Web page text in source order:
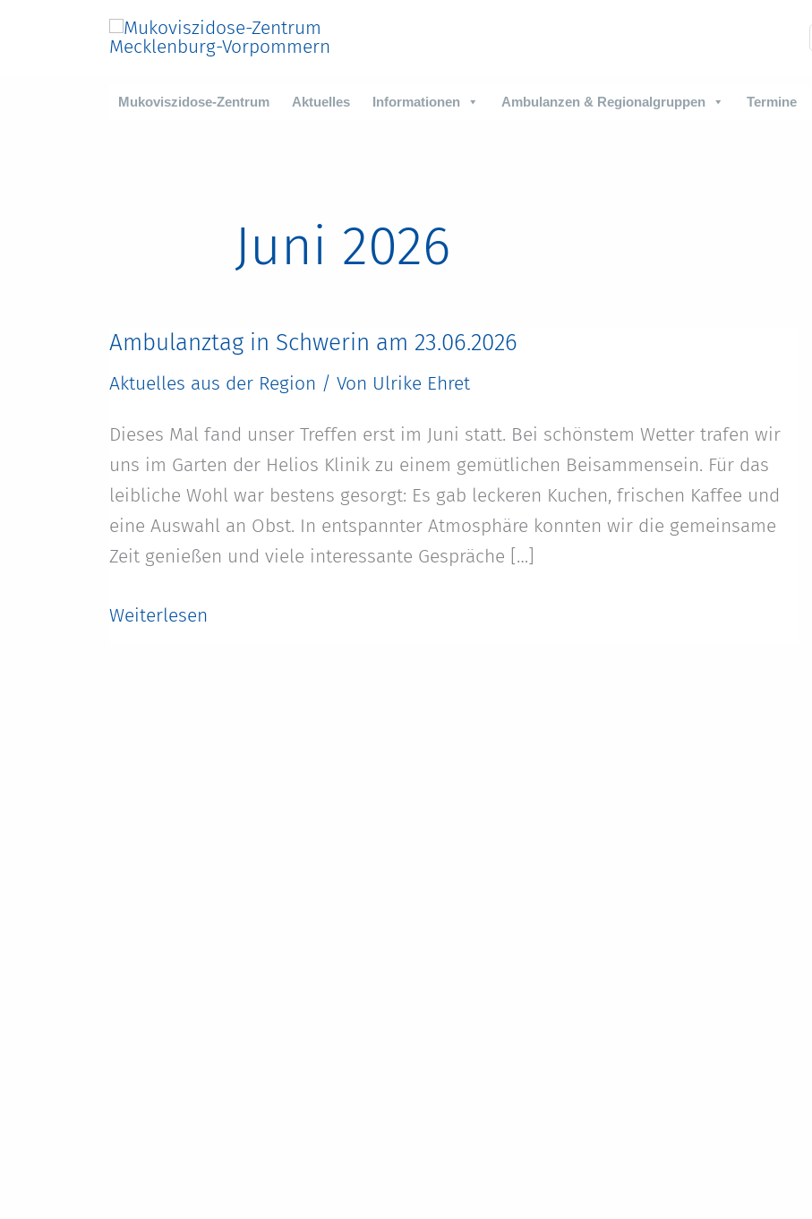
Mukoviszidose-Zentrum Aktuelles Informationen Ambulanzen & Regionalgruppen Termine
Juni 2026
Ambulanztag in Schwerin am 23.06.2026
Aktuelles aus der Region / Von Ulrike Ehret
Dieses Mal fand unser Treffen erst im Juni statt. Bei schönstem Wetter trafen wir
uns im Garten der Helios Klinik zu einem gemütlichen Beisammensein. Für das
leibliche Wohl war bestens gesorgt: Es gab leckeren Kuchen, frischen Kaffee und
eine Auswahl an Obst. In entspannter Atmosphäre konnten wir die gemeinsame
Zeit genießen und viele interessante Gespräche […]
Ambulanztag
Weiterlesen